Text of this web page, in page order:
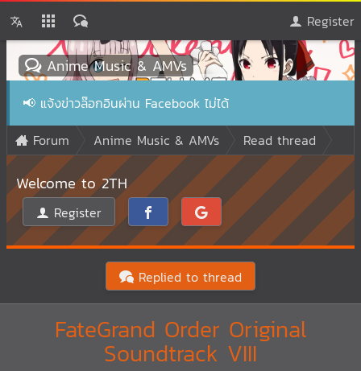
Register
Anime Music & AMVs
📢 แจ้งข่าวล๊อกอินผ่าน Facebook ไม่ได้
Forum
Anime Music & AMVs Read thread
Welcome to 2TH
Register
Replied to thread
FateGrand Order Original
Soundtrack VIII